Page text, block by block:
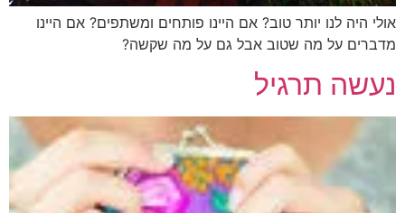
אולי היה לנו יותר טוב? אם היינו פותחים ומשתפים? אם היינו
מדברים על מה שטוב אבל גם על מה שקשה?
נעשה תרגיל